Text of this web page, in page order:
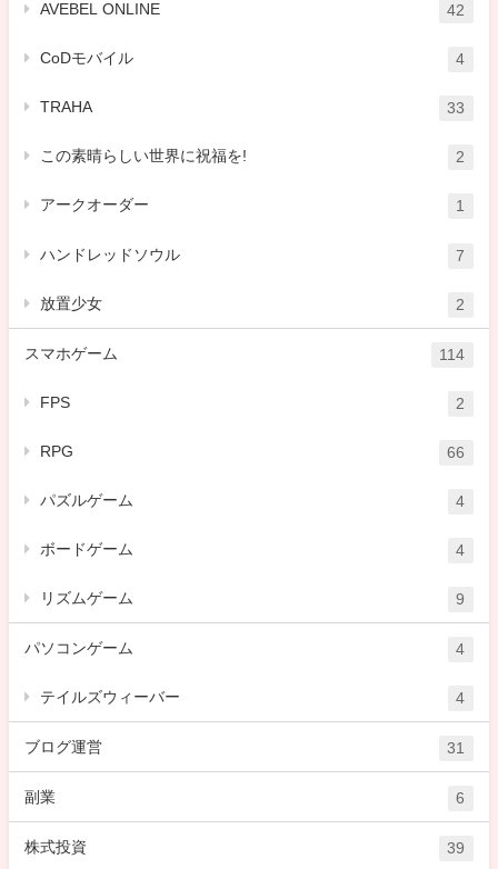
AVEBEL ONLINE 42
CoDモバイル 4
TRAHA 33
この素晴らしい世界に祝福を! 2
アークオーダー 1
ハンドレッドソウル 7
放置少女 2
スマホゲーム 114
FPS 2
RPG 66
パズルゲーム 4
ボードゲーム 4
リズムゲーム 9
パソコンゲーム 4
テイルズウィーバー 4
ブログ運営 31
副業 6
株式投資 39